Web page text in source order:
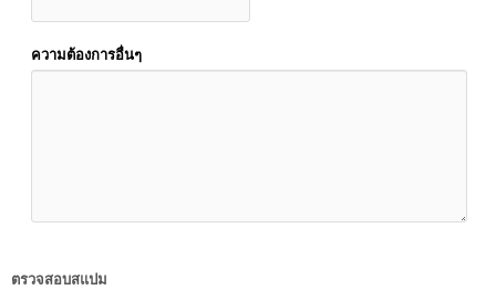
ความต้องการอื่นๆ
ตรวจสอบสแปม